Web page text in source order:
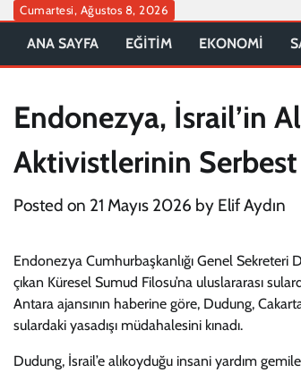
Skip
content
Cumartesi, Ağustos 8, 2026
ANA SAYFA EĞİTİM EKONOMİ
Endonezya, İsrail’in
Aktivistlerinin Serbest
Posted on 21 Mayıs 2026 by Elif Aydın
Endonezya Cumhurbaşkanlığı Genel Sekreteri
çıkan Küresel Sumud Filosu’na uluslararası
Antara ajansının haberine göre, Dudung,
sulardaki yasadışı müdahalesini kınadı.
Dudung, İsrail’e alıkoyduğu insani yardım